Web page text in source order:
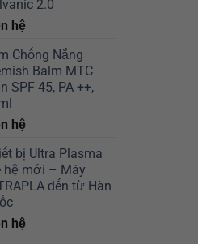
2.0
hệ
Chống Nắng
Balm MTC
SPF 45, PA ++,
hệ
bị Ultra Plasma
hệ mới – Máy
đến từ Hàn
hệ